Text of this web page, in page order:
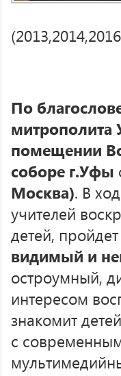
По
митрополита
помещении
соборе г.Уфы
Москва). В
учителей
детей, пройдет
видимый и
остроумный,
интересом
знакомит
с